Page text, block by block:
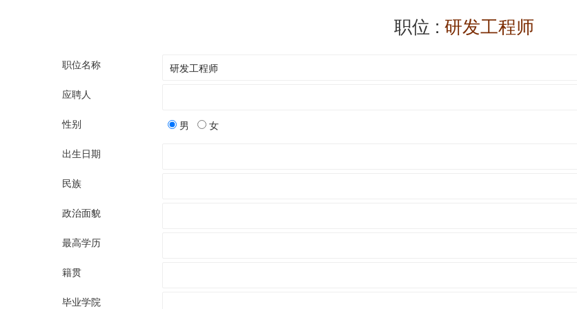
职位 : 研发工程师
职位名称
应聘人
性别 男 女
出生日期
民族
政治面貌
最高学历
籍贯
毕业学院